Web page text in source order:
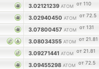
3.02121239 ATOM от 110
3.02940450 ATOM от 72.5
3.07800457 ATOM от 131
3.08034355 ATOM от 21.81
3.09271441 ATOM от 21.81
3.09455298 ATOM от 72.5